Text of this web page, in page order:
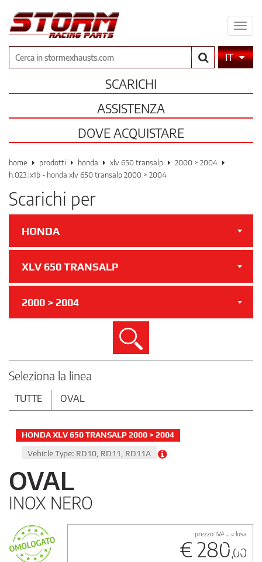
il
CercaIT
SCARICHI
ASSISTENZA
DOVE ACQUISTARE
home prodotti honda xlv 650 transalp
2000 > 2004
h.023.lx1b - honda xlv 650 transalp 2000 > 2004
Scarichi per
HONDA
XLV 650 TRANSALP
2000 > 2004
Cerca
Seleziona la linea
TUTTE OVAL
HONDA XLV 650 TRANSALP 2000 > 2004
Vehicle Type: RD10, RD11, RD11A
OVAL
INOX NERO
prezzo IVA esclusa
€ 280,00